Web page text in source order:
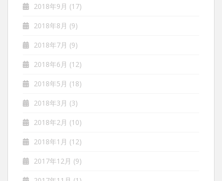
2018年9月 (17)
2018年8月 (9)
2018年7月 (9)
2018年6月 (12)
2018年5月 (18)
2018年3月 (3)
2018年2月 (10)
2018年1月 (12)
2017年12月 (9)